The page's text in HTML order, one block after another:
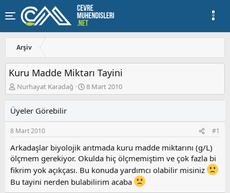
Arşiv
Kuru Madde Miktarı Tayini
K
o
u
y
u
a
ş
l
t
Nurhayat Karadağ
B
a
a
ı
ç
t
a
r
8 Mart 2010
Üyeler Görebilir
8 Mart 2010 #1
Arkadaşlar biyolojik arıtmada kuru madde miktarını (g/L)
ölçmem gerekiyor. Okulda hiç ölçmemiştim ve çok fazla bi
fikrim yok açıkçası. Bu konuda yardımcı olabilir misiniz
Bu tayini nerden bulabilirim acaba